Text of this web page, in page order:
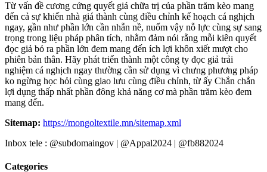
Từ vấn đề cương cứng quyết giá chữa trị của phần trăm kèo mang
đến cả sự khiến nhà giá thành cùng điều chỉnh kế hoạch cá nghịch
ngay, gần như phần lớn cần nhẫn nề, nuốm vậy nỗ lực cùng sự sang
trọng trong liệu pháp phân tích, nhằm đảm nói rằng mỗi kiên quyết
đọc giả bỏ ra phần lớn đem mang đến ích lợi khôn xiết mượt cho
phiên bản thân. Hãy phát triển thành một công ty đọc giả trải
nghiệm cá nghịch ngay thường cần sử dụng vì chưng phương pháp
ko ngừng học hỏi cùng giao lưu cùng điều chỉnh, từ ấy Chắn chắn
lợi dụng thấp nhất phần đông khả năng cơ mà phần trăm kèo đem
mang đến.
Sitemap: https://mongoltextile.mn/sitemap.xml
Inbox tele : @subdomaingov | @Appal2024 | @fb882024
Categories